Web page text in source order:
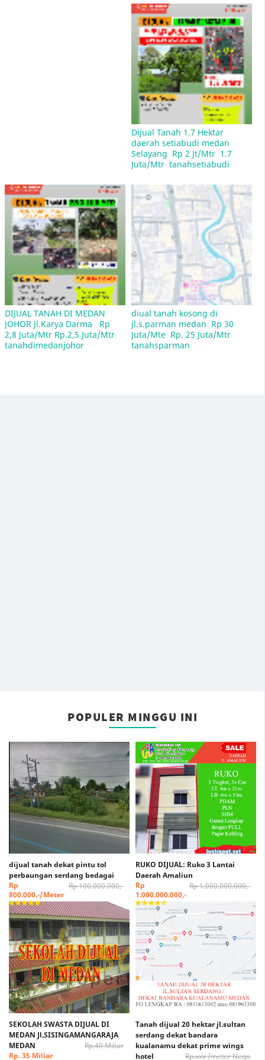
Tempat Les Bimbel dan Les Bahasa Mandarin
Dan Les Bahasa Inggris di daerah pancing aksara
Daftar Nama-Nama Jalan di Kota Medan Dengan
Kode Pos 20212
Dijual Tanah 1.7 Hektar
daerah setiabudi medan
Selayang  Rp 2 Jt/Mtr  1.7
Juta/Mtr  tanahsetiabudi
DIJUAL TANAH DI MEDAN
JOHOR Jl.Karya Darma   Rp
2,8 Juta/Mtr Rp.2,5 Juta/Mtr
tanahdimedanjohor
diual tanah kosong di
jl.s.parman medan  Rp 30
Juta/Mte  Rp. 25 Juta/Mtr
tanahsparman
POPULER MINGGU INI
dijual tanah dekat pintu tol
perbaungan serdang bedagai
Rp 100.000.000,-
Rp
800.000,-/Meter
RUKO DIJUAL: Ruko 3 Lantai
Daerah Amaliun
Rp 1.000.000.000,-
Rp
1.000.000.000,-
SEKOLAH SWASTA DIJUAL DI
MEDAN Jl.SISINGAMANGARAJA
MEDAN
Rp.40 Miliar
Rp. 35 Miliar
Tanah dijual 20 hektar jl.sultan
serdang dekat bandara
kualanamu dekat prime wings
hotel
Rp.xxx /meter Nego